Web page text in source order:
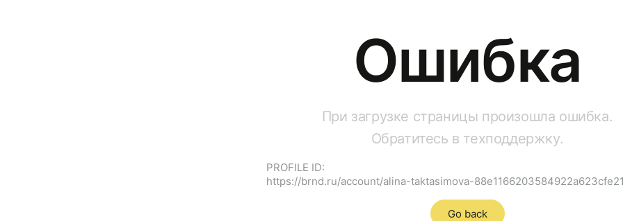
Ошибка
При загрузке страницы произошла ошибка.
Обратитесь в техподдержку.
PROFILE ID:
https://brnd.ru/account/alina-taktasimova-
Go back